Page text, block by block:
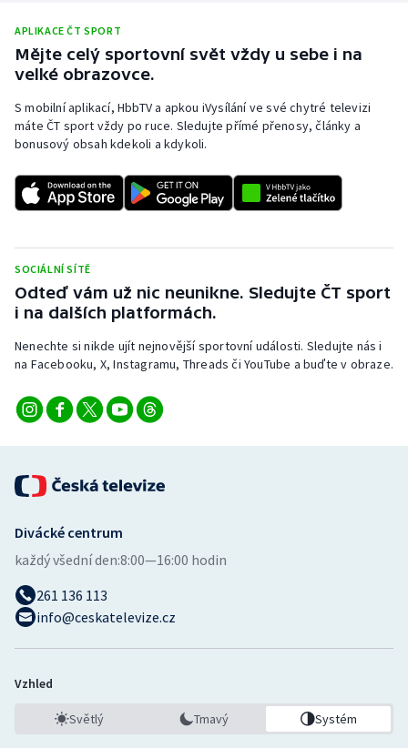
Veslování
Vodní slalom
Volejbal
APLIKACE ČT SPORT
Mějte celý sportovní svět vždy u sebe i na
velké obrazovce.
S mobilní aplikací, HbbTV a apkou iVysílání ve své chytré televizi
máte ČT sport vždy po ruce. Sledujte přímé přenosy, články a
bonusový obsah kdekoli a kdykoli.
SOCIÁLNÍ SÍTĚ
Odteď vám už nic neunikne. Sledujte ČT sport
i na dalších platformách.
Nenechte si nikde ujít nejnovější sportovní události. Sledujte nás i
na Facebooku, X, Instagramu, Threads či YouTube a buďte v obraze.
Divácké centrum
každý všední den:8:00—16:00 hodin
261 136 113
info@ceskatelevize.cz
Vzhled
Světlý Tmavý Systém